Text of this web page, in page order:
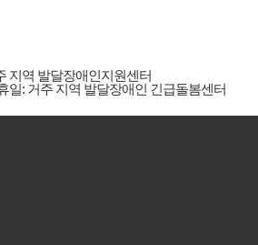
지역 발달장애인지원센터
일: 거주 지역 발달장애인 긴급돌봄센터